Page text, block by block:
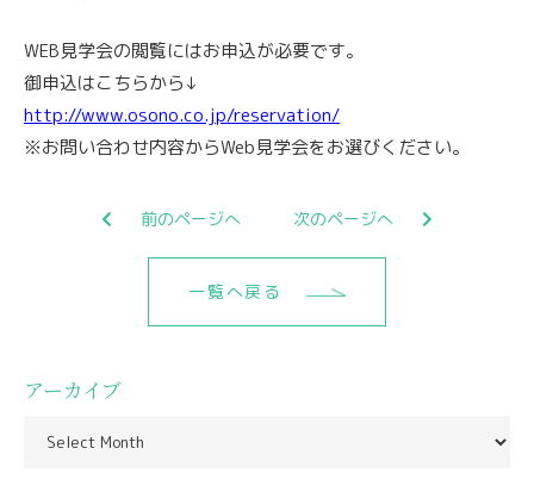
WEB見学会の閲覧にはお申込が必要です。
御申込はこちらから↓
http://www.osono.co.jp/reservation/
※お問い合わせ内容からWeb見学会をお選びください。
前のページへ
一覧へ戻る
次のページへ
アーカイブ